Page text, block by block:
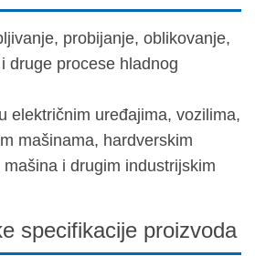
probijanje, oblikovanje,
druge procese hladnog
električnim uređajima, vozilima,
mašinama, hardverskim
i drugim industrijskim
specifikacije proizvoda